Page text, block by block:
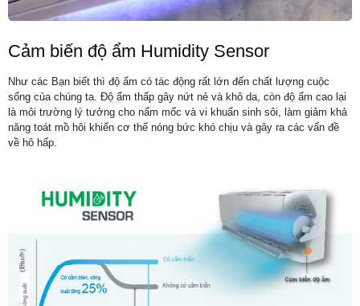
Cảm biến độ ẩm Humidity Sensor
Như các Bạn biết thì độ ẩm có tác động rất lớn đến chất lượng cuộc
sống của chúng ta. Độ ẩm thấp gây nứt nẻ và khô da, còn độ ẩm cao lại
là môi trường lý tưởng cho nấm mốc và vi khuẩn sinh sôi, làm giảm khả
năng toát mồ hôi khiến cơ thể nóng bức khó chịu và gây ra các vấn đề
về hô hấp.